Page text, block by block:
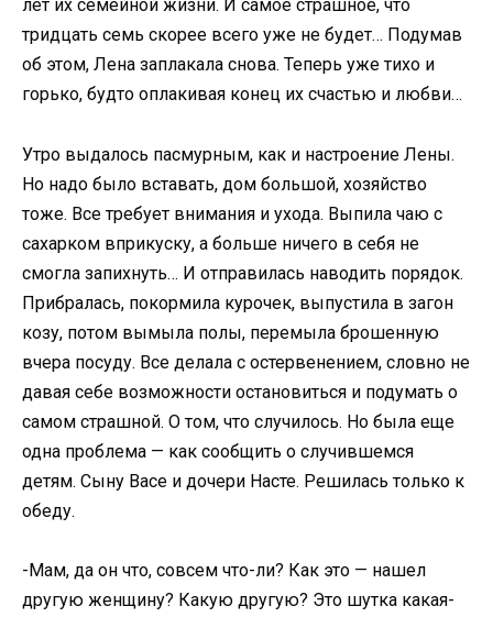
лет их семейной жизни. И самое страшное, что
тридцать семь скорее всего уже не будет… Подумав
об этом, Лена заплакала снова. Теперь уже тихо и
горько, будто оплакивая конец их счастью и любви…
Утро выдалось пасмурным, как и настроение Лены.
Но надо было вставать, дом большой, хозяйство
тоже. Все требует внимания и ухода. Выпила чаю с
сахарком вприкуску, а больше ничего в себя не
смогла запихнуть… И отправилась наводить порядок.
Прибралась, покормила курочек, выпустила в загон
козу, потом вымыла полы, перемыла брошенную
вчера посуду. Все делала с остервенением, словно не
давая себе возможности остановиться и подумать о
самом страшной. О том, что случилось. Но была еще
одна проблема — как сообщить о случившемся
детям. Сыну Васе и дочери Насте. Решилась только к
обеду.
-Мам, да он что, совсем что-ли? Как это — нашел
другую женщину? Какую другую? Это шутка какая-